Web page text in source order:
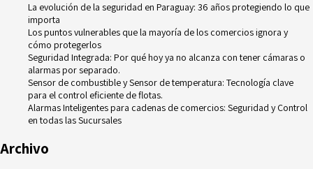
La evolución de la seguridad en Paraguay: 36 años protegiendo lo que
importa
Los puntos vulnerables que la mayoría de los comercios ignora y
cómo protegerlos
Seguridad Integrada: Por qué hoy ya no alcanza con tener cámaras o
alarmas por separado.
Sensor de combustible y Sensor de temperatura: Tecnología clave
para el control eficiente de flotas.
Alarmas Inteligentes para cadenas de comercios: Seguridad y Control
en todas las Sucursales
Archivo